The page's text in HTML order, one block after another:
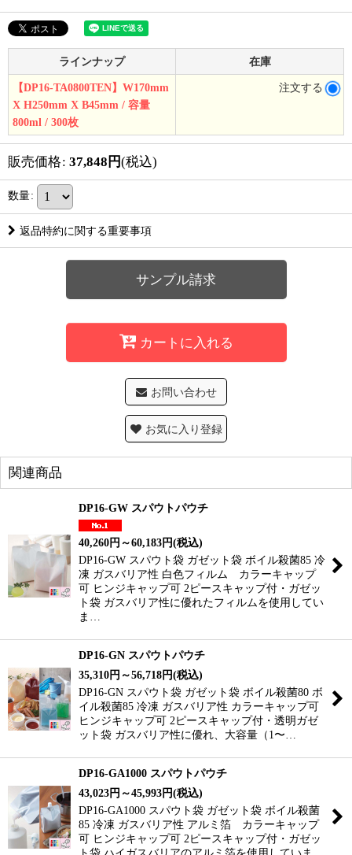
ラインナップ 在庫
【DP16-TA0800TEN】W170mm
X H250mm X B45mm / 容量
800ml / 300枚
注文する
販売価格: 37,848 円(税込)
数量:
返品特約に関する重要事項
サンプル請求
カートに入れる
お問い合わせ
お気に入り登録
関連商品
DP16-GW スパウトパウチ
40,260円 ～60,183円(税込)
DP16-GW スパウト袋 ガゼット袋 ボイル殺菌85 冷
凍 ガスバリア性 白色フィルム カラーキャップ
可 ヒンジキャップ可 2ピースキャップ付・ガゼッ
ト袋 ガスバリア性に優れたフィルムを使用してい
ま…
DP16-GN スパウトパウチ
35,310円 ～56,718円(税込)
DP16-GN スパウト袋 ガゼット袋 ボイル殺菌80 ボ
イル殺菌85 冷凍 ガスバリア性 カラーキャップ可
ヒンジキャップ可 2ピースキャップ付・透明ガゼ
ット袋 ガスバリア性に優れ、大容量（1〜…
DP16-GA1000 スパウトパウチ
43,023円 ～45,993円(税込)
DP16-GA1000 スパウト袋 ガゼット袋 ボイル殺菌
85 冷凍 ガスバリア性 アルミ箔 カラーキャップ
可 ヒンジキャップ可 2ピースキャップ付・ガゼッ